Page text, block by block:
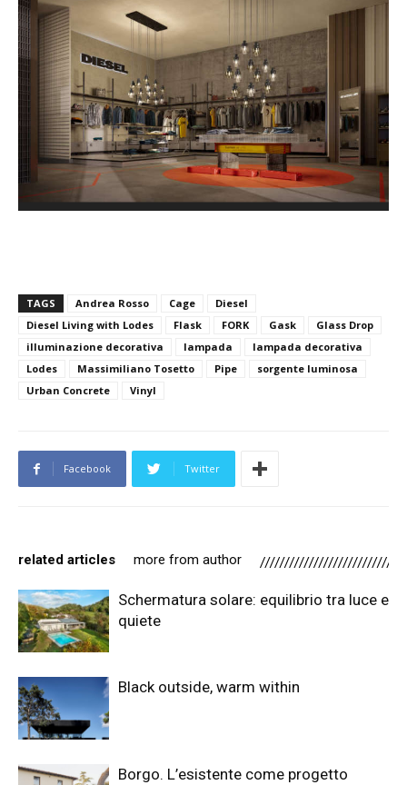
TAGS Andrea Rosso Cage
Diesel
Diesel Living with Lodes
Flask FORK Gask
Glass Drop
illuminazione decorativa
lampada
lampada decorativa
Lodes
Massimiliano Tosetto Pipe
sorgente luminosa
Urban Concrete
Vinyl
Facebook Twitter
related articles more from author
Schermatura solare: equilibrio tra luce e
quiete
Black outside, warm within
Borgo. L’esistente come progetto